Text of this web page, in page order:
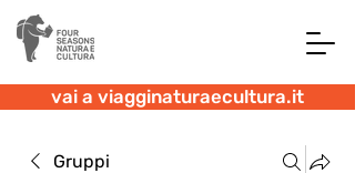
vai a viagginaturaecultura.it
Gruppi